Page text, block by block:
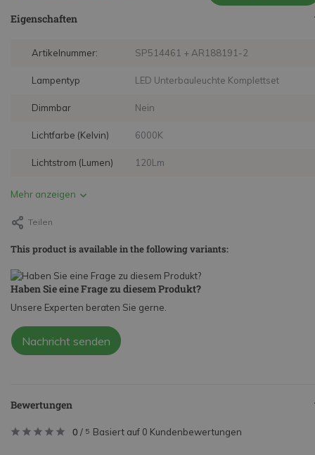
Eigenschaften
Artikelnummer: SP514461 + AR188191-2
Lampentyp LED Unterbauleuchte Komplettset
Dimmbar Nein
Lichtfarbe (Kelvin) 6000K
Lichtstrom (Lumen) 120Lm
Mehr anzeigen
Teilen
This product is available in the following variants:
Haben Sie eine Frage zu diesem Produkt?
Unsere Experten beraten Sie gerne.
Nachricht senden
Bewertungen
0 / 5 Basiert auf 0 Kundenbewertungen